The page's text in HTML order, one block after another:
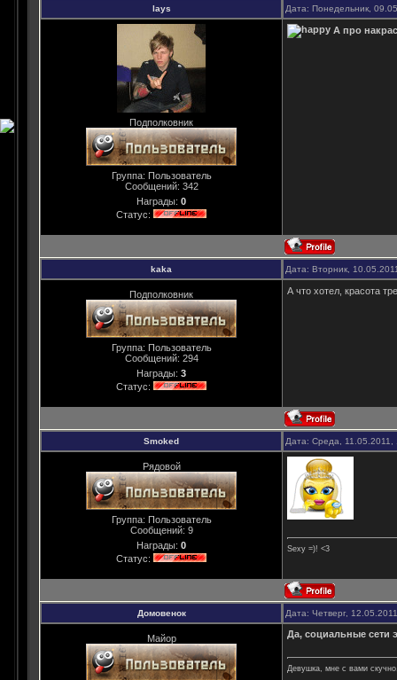
lays Дата: Понедельник,
Подполковник
Группа: Пользователь
Сообщений: 342
Награды: 0
Статус:
А про
kaka Дата: Вторник,
Подполковник
Группа: Пользователь
Сообщений: 294
Награды: 3
Статус:
А что хотел, красота
Smoked Дата: Среда,
Рядовой
Группа: Пользователь
Сообщений: 9
Награды: 0
Статус:
Sexy =)! <3
Домовенок Дата: Четверг,
Майор Да, социальные сети
Девушка, мне с вами